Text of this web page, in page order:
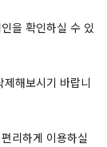
을 확인하실 수 있
해보시기 바랍니
리하게 이용하실